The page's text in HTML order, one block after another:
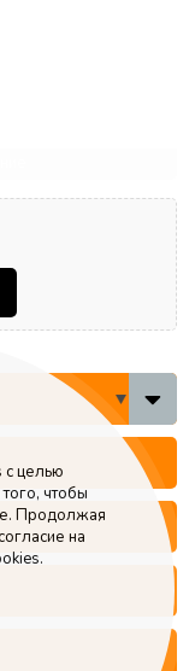
с целью
чтобы
Продолжая
на